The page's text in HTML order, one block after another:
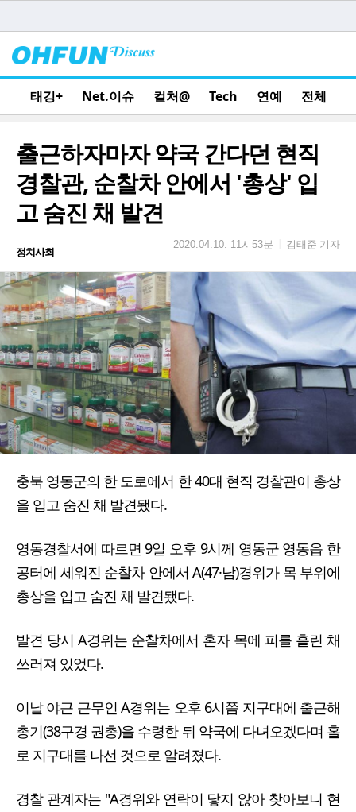
태깅+ Net.이슈 컬처@ Tech 연예 전체
출근하자마자 약국 간다던 현직
경찰관, 순찰차 안에서 '총상' 입
고 숨진 채 발견
정치사회
2020.04.10. 11시53분 김태준 기자
충북 영동군의 한 도로에서 한 40대 현직 경찰관이 총상
을 입고 숨진 채 발견됐다.
영동경찰서에 따르면 9일 오후 9시께 영동군 영동읍 한
공터에 세워진 순찰차 안에서 A(47·남)경위가 목 부위에
총상을 입고 숨진 채 발견됐다.
발견 당시 A경위는 순찰차에서 혼자 목에 피를 흘린 채
쓰러져 있었다.
이날 야근 근무인 A경위는 오후 6시쯤 지구대에 출근해
총기(38구경 권총)을 수령한 뒤 약국에 다녀오겠다며 홀
로 지구대를 나선 것으로 알려졌다.
경찰 관계자는 "A경위와 연락이 닿지 않아 찾아보니 현